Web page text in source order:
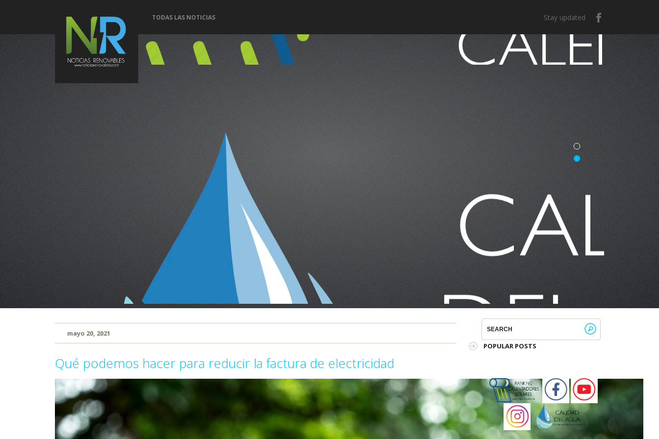
TODAS LAS NOTICIAS Stay updated
Conoce cual es el mejor calentador solar de México
mayo 20, 2021
Qué podemos hacer para reducir la factura de electricidad
POPULAR POSTS